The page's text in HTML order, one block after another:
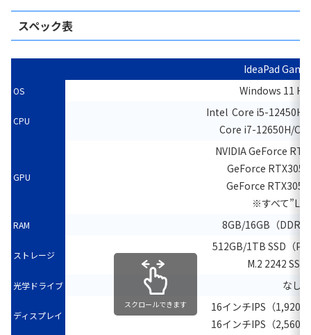
スペック表
IdeaPad
OS Windows 11
CPU
Intel Core i5-12450H/
Core i7-12650H/
GPU
NVIDIA GeForce
GeForce
GeForce
※すべて
RAM 8GB/16GB（
ストレージ
512GB/1TB SSD（
M.2 2242 SSD
光学ドライブ なし
ディスプレイ
16インチIPS（
16インチIPS（
スクロールできます